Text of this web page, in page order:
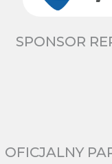
SPONSOR
OFICJALNY